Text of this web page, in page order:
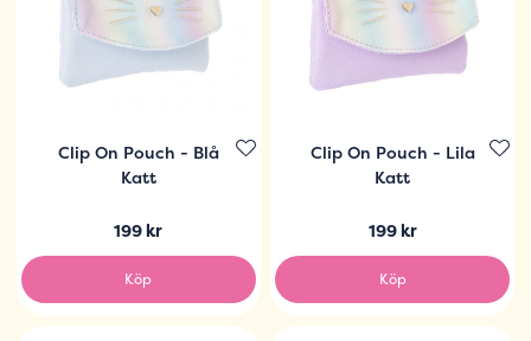
Clip On Pouch - Blå
Katt
199 kr
Köp
Clip On Pouch - Lila
Katt
199 kr
Köp